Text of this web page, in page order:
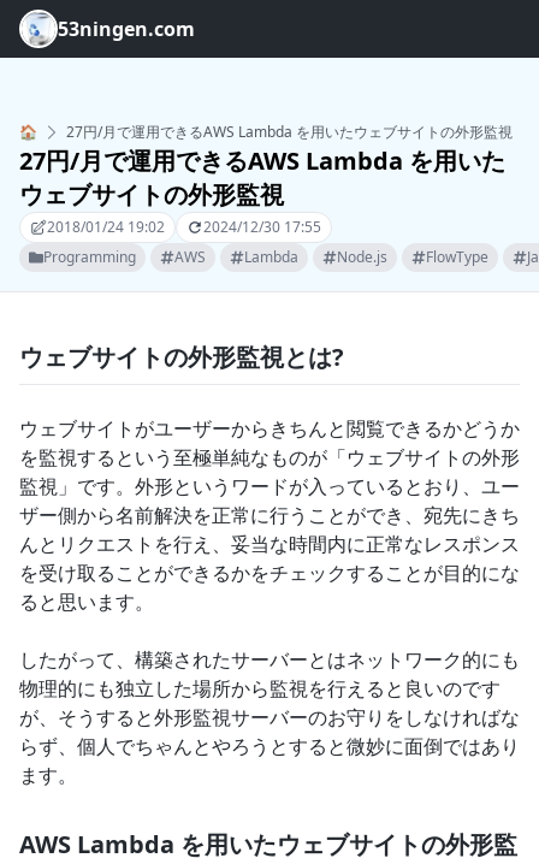
53ningen.com
🏠 27円/月で運用できるAWS Lambda を用いたウェブサイトの外形監視
27円/月で運用できるAWS Lambda を用いた
ウェブサイトの外形監視
2018/01/24 19:02
2024/12/30 17:55
Programming
AWS Lambda Node.js FlowType
ウェブサイトの外形監視とは?
ウェブサイトがユーザーからきちんと閲覧できるかどうか
を監視するという至極単純なものが「ウェブサイトの外形
監視」です。外形というワードが入っているとおり、ユー
ザー側から名前解決を正常に行うことができ、宛先にきち
んとリクエストを行え、妥当な時間内に正常なレスポンス
を受け取ることができるかをチェックすることが目的にな
ると思います。
したがって、構築されたサーバーとはネットワーク的にも
物理的にも独立した場所から監視を行えると良いのです
が、そうすると外形監視サーバーのお守りをしなければな
らず、個人でちゃんとやろうとすると微妙に面倒ではあり
ます。
AWS Lambda を用いたウェブサイトの外形監